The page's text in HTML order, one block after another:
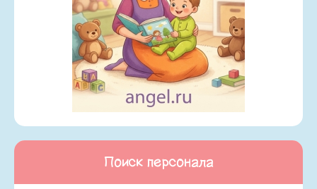
Поиск персонала